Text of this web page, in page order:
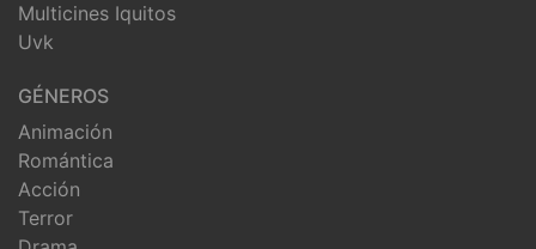
Multicines Iquitos
Uvk
GÉNEROS
Animación
Romántica
Acción
Terror